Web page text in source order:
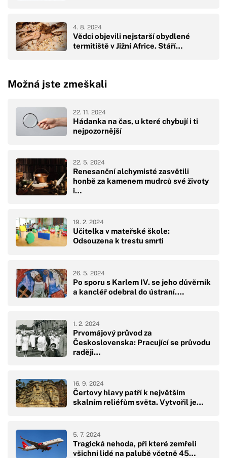
Vědci objevili nejstarší obydlené
termitiště v Jižní Africe. Stáří…
4. 8. 2024
Možná jste zmeškali
Hádanka na čas, u které chybují i ti
nejpozornější
22. 11. 2024
Renesanční alchymisté zasvětili
honbě za kamenem mudrců své životy
i…
22. 5. 2024
Učitelka v mateřské škole:
Odsouzena k trestu smrti
19. 2. 2024
Po sporu s Karlem IV. se jeho důvěrník
a kancléř odebral do ústraní.…
26. 5. 2024
Prvomájový průvod za
Československa: Pracující se průvodu
raději…
1. 2. 2024
Čertovy hlavy patří k největším
skalním reliéfům světa. Vytvořil je…
16. 9. 2024
Tragická nehoda, při které zemřeli
všichni lidé na palubě včetně 45…
5. 7. 2024